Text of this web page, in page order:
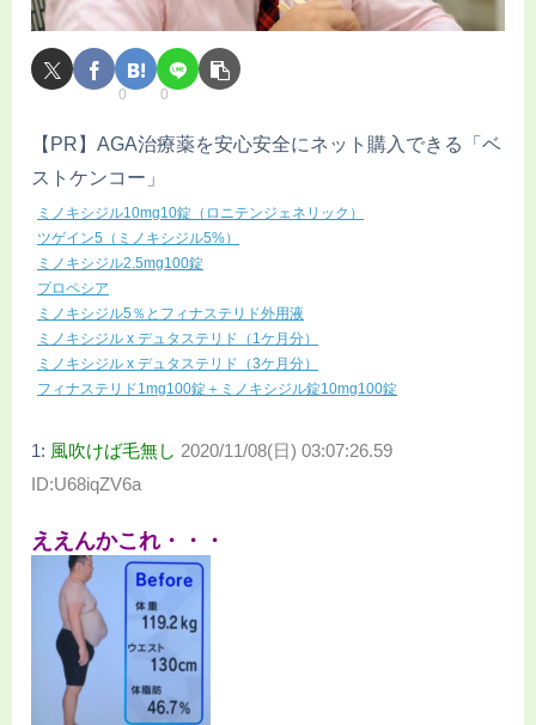
0 0
【PR】AGA治療薬を安心安全にネット購入できる「ベ
ストケンコー」
ミノキシジル10mg10錠（ロニテンジェネリック）
ツゲイン5（ミノキシジル5%）
ミノキシジル2.5mg100錠
プロペシア
ミノキシジル5％とフィナステリド外用液
ミノキシジル x デュタステリド（1ケ月分）
ミノキシジル x デュタステリド（3ケ月分）
フィナステリド1mg100錠＋ミノキシジル錠10mg100錠
1: 風吹けば毛無し 2020/11/08(日) 03:07:26.59
ID:U68iqZV6a
ええんかこれ・・・